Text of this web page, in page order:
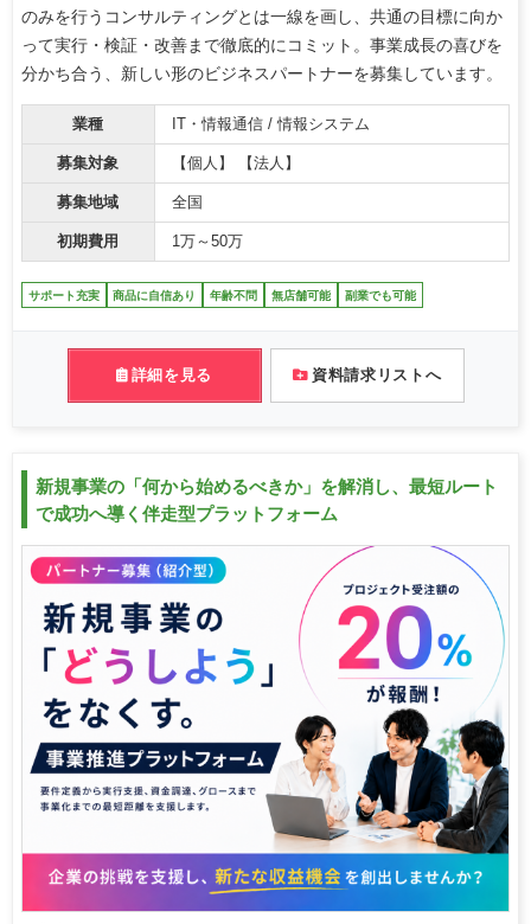
のみを行うコンサルティングとは一線を画し、共通の目標に向か
って実行・検証・改善まで徹底的にコミット。事業成長の喜びを
分かち合う、新しい形のビジネスパートナーを募集しています。
業種 IT・情報通信 / 情報システム
募集対象 【個人】 【法人】
募集地域 全国
初期費用 1万～50万
サポート充実 商品に自信あり 年齢不問 無店舗可能 副業でも可能
詳細を見る 資料請求リストへ
新規事業の「何から始めるべきか」を解消し、最短ルート
で成功へ導く伴走型プラットフォーム